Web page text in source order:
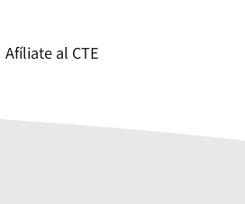
Afíliate al CTE